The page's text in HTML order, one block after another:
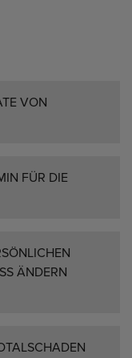
VON
FÜR DIE
ÄNDERN